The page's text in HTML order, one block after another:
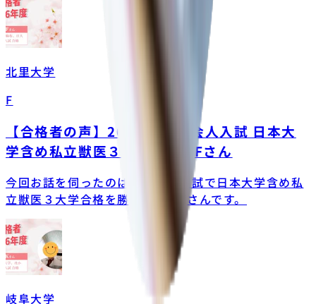
北里大学
F
【合格者の声】2026年度 社会人入試 日本大
学含め私立獣医３大学合格！Fさん
今回お話を伺ったのは、社会人入試で日本大学含め私
立獣医３大学合格を勝ち取ったFさんです。
岐阜大学